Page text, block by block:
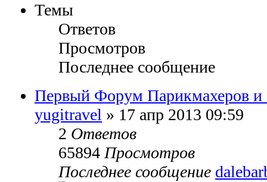
Темы
Ответов
Просмотров
Последнее сообщение
Первый Форум Парикмахеров и
yugitravel » 17 апр 2013 09:59
2 Ответов
65894Просмотров
Последнее сообщение